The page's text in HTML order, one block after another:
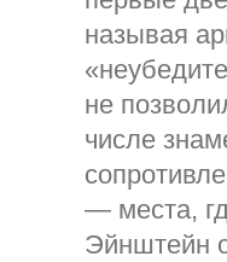
называя
не
числе
— места,
Эйнштейн